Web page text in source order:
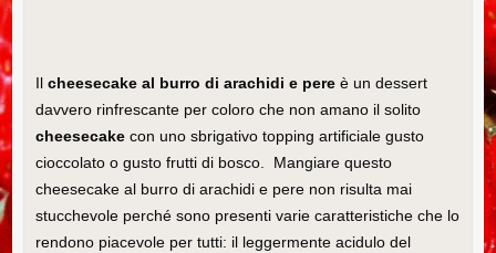
Il cheesecake al burro di arachidi e pereè un dessert
davvero rinfrescante per coloro che non amano il solito
cheesecakecon uno sbrigativo topping artificiale gusto
cioccolato o gusto frutti di bosco. Mangiare questo
cheesecake al burro di arachidi e pere non risulta mai
stucchevole perché sono presenti varie caratteristiche che lo
rendono piacevole per tutti: il leggermente acidulo del